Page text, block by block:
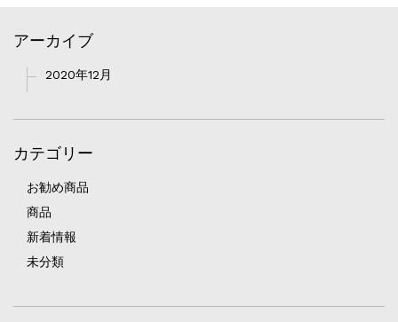
アーカイブ
2020年12月
カテゴリー
お勧め商品
商品
新着情報
未分類